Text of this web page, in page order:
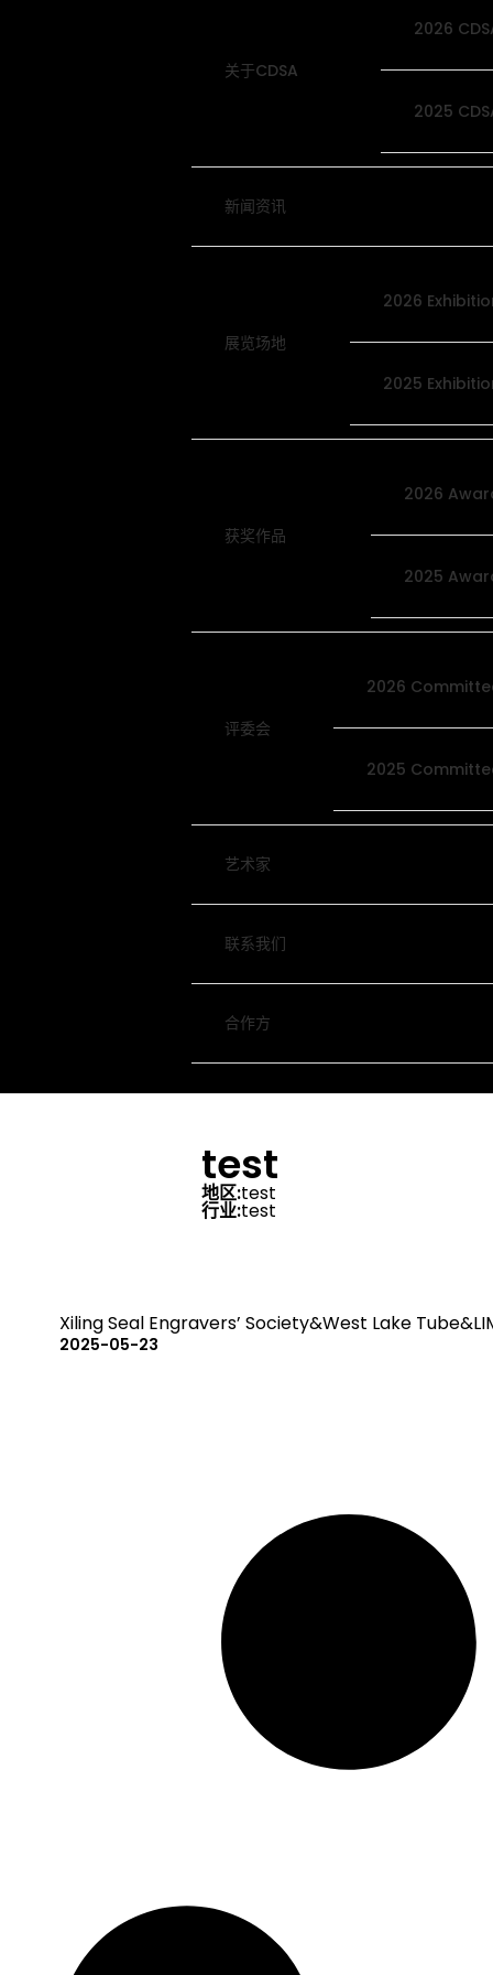
关于CDSA
2026
2025
新闻资讯
展览场地
2026
2025
获奖作品
2026
2025
评委会
2026
2025
艺术家
联系我们
合作方
test
地区:test
行业:test
Xiling Seal Engravers’ Society&West Lake
2025-05-23